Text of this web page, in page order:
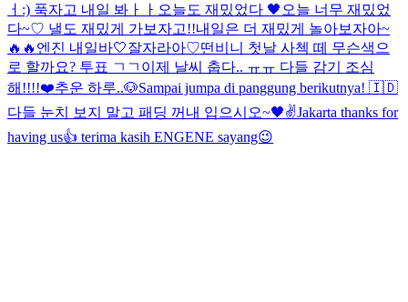
ㅓ:) 푹자고 내일 봐ㅏㅏ 오늘도 재밌었다 🖤 오늘 너무 재밌었
다~♡ 낼도 재밌게 가보자고!!내일은 더 재밌게 놀아보자아~
🔥🔥 엔진 내일바🤍잘자라아♡떤비니 첫날 사첵 떼 무슨색으
로 할까요? 투표 ㄱㄱ 이제 날씨 춥다.. ㅠㅠ 다들 감기 조심
해!!!!❤️추운 하루..🐶Sampai jumpa di panggung berikutnya! 🇮🇩
다들 눈치 보지 말고 패딩 꺼내 입으시오~🖤✌️Jakarta thanks for
having us👍 terima kasih ENGENE sayang😉